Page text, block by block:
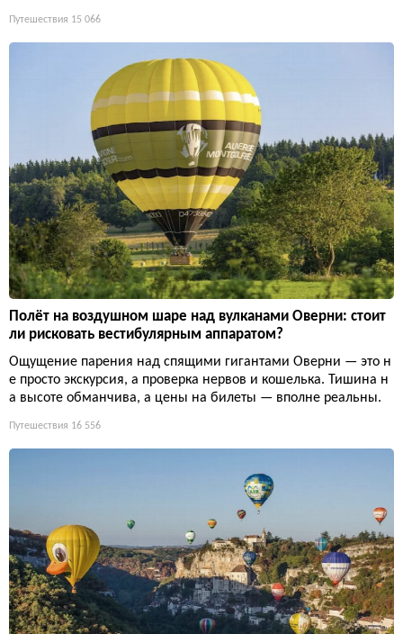
Путешествия 15 066
Полёт на воздушном шаре над вулканами Оверни: стоит
ли рисковать вестибулярным аппаратом?
Ощущение парения над спящими гигантами Оверни — это н
е просто экскурсия, а проверка нервов и кошелька. Тишина н
а высоте обманчива, а цены на билеты — вполне реальны.
Путешествия 16 556